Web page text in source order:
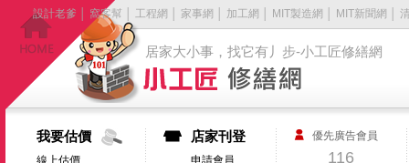
居家大小事，找它有丿步-小工匠修繕網
設計老爹 窩客幫 工程網 家事網 加工網 MIT製造網 MIT新聞網
我要估價
線上估價
店家刊登
申請會員
優先廣告會員
116